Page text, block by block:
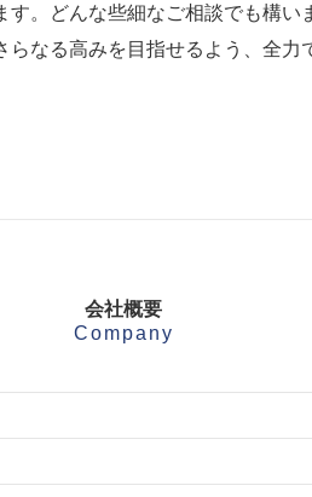
す。どんな些細なご相談でも構い
らなる高みを目指せるよう、全力
会社概要
Company